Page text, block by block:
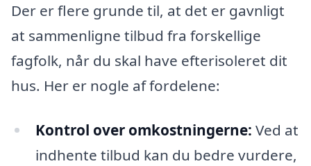
Der er flere grunde til, at det er gavnligt
at sammenligne tilbud fra forskellige
fagfolk, når du skal have efterisoleret dit
hus. Her er nogle af fordelene:
Kontrol over omkostningerne: Ved at
indhente tilbud kan du bedre vurdere,